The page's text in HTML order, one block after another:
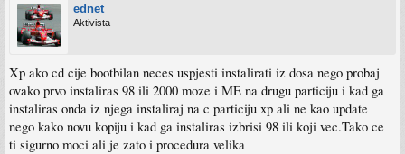
ednet
Aktivista
Xp ako cd cije bootbilan neces uspjesti instalirati iz dosa nego probaj
ovako prvo instaliras 98 ili 2000 moze i ME na drugu particiju i kad ga
instaliras onda iz njega instaliraj na c particiju xp ali ne kao update
nego kako novu kopiju i kad ga instaliras izbrisi 98 ili koji vec.Tako ce
ti sigurno moci ali je zato i procedura velika